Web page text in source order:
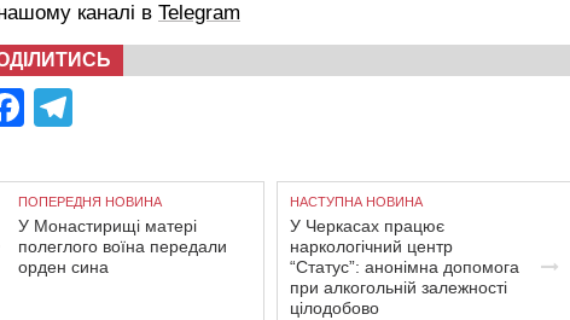
каналі в Telegram
Facebook
ПОПЕРЕДНЯ НОВИНА
У Монастирищі матері
полеглого воїна передали
орден сина
НАСТУПНА НОВИНА
У Черкасах працює
наркологічний центр
“Статус”: анонімна допомога
при алкогольній залежності
цілодобово